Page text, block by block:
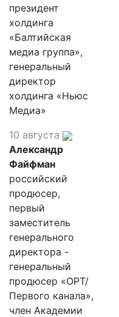
президент
холдинга
«Балтийская
медиа группа»,
генеральный
директор
холдинга «Ньюс
Медиа»
10 августа
Александр
Файфман
российский
продюсер,
первый
заместитель
генерального
директора -
генеральный
продюсер «ОРТ/
Первого канала»,
член Академии